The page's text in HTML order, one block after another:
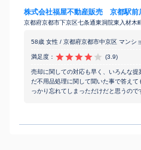
株式会社福屋不動産販売 京都駅前
京都府京都市下京区七条通東洞院東入材木
58歳 女性 / 京都府京都市中京区 マンシ
満足度： (3.9)
売却に関しての対応も早く、いろんな
だ不用品処理に関して聞いた事で答え
っかり忘れてしまっただけだと思うので